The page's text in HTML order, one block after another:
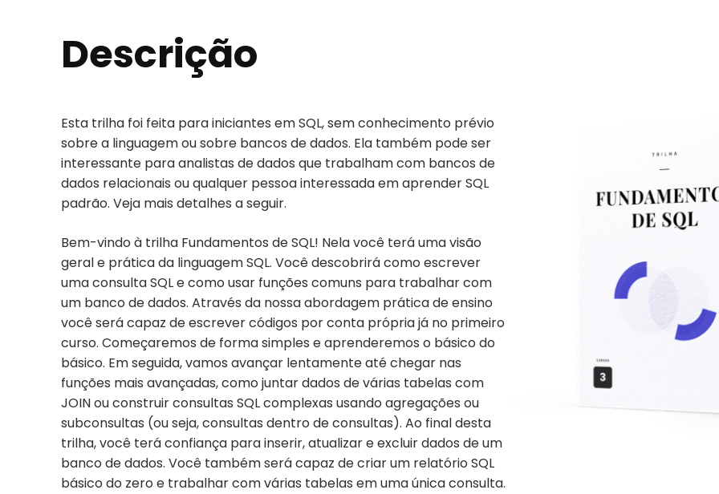
Descrição
Esta trilha foi feita para iniciantes em SQL, sem conhecimento prévio
sobre a linguagem ou sobre bancos de dados. Ela também pode ser
interessante para analistas de dados que trabalham com bancos de
dados relacionais ou qualquer pessoa interessada em aprender SQL
padrão. Veja mais detalhes a seguir.
Bem-vindo à trilha Fundamentos de SQL! Nela você terá uma visão
geral e prática da linguagem SQL. Você descobrirá como escrever
uma consulta SQL e como usar funções comuns para trabalhar com
um banco de dados. Através da nossa abordagem prática de ensino
você será capaz de escrever códigos por conta própria já no primeiro
curso. Começaremos de forma simples e aprenderemos o básico do
básico. Em seguida, vamos avançar lentamente até chegar nas
funções mais avançadas, como juntar dados de várias tabelas com
JOIN ou construir consultas SQL complexas usando agregações ou
subconsultas (ou seja, consultas dentro de consultas). Ao final desta
trilha, você terá confiança para inserir, atualizar e excluir dados de um
banco de dados. Você também será capaz de criar um relatório SQL
básico do zero e trabalhar com várias tabelas em uma única consulta.